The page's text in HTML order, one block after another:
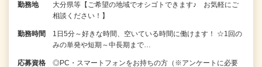
勤務地
大分県等【ご希望の地域でオシゴトできます♪ お気軽にご
相談ください！】
勤務時間
1日5分～好きな時間、空いている時間に働けます！ ☆1回の
みの単発や短期～中長期まで…
応募資格
◎PC・スマートフォンをお持ちの方（※アンケートに必要